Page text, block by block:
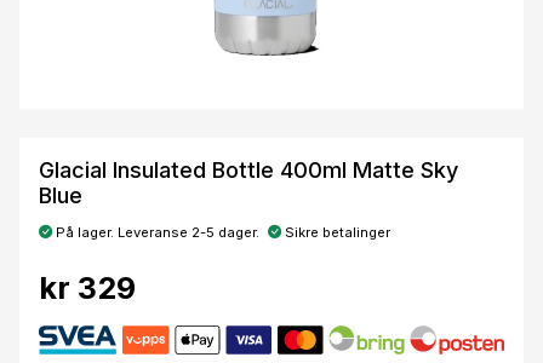
Glacial Insulated Bottle 400ml Matte Sky
Blue
På lager. Leveranse 2-5 dager. Sikre betalinger
kr 329